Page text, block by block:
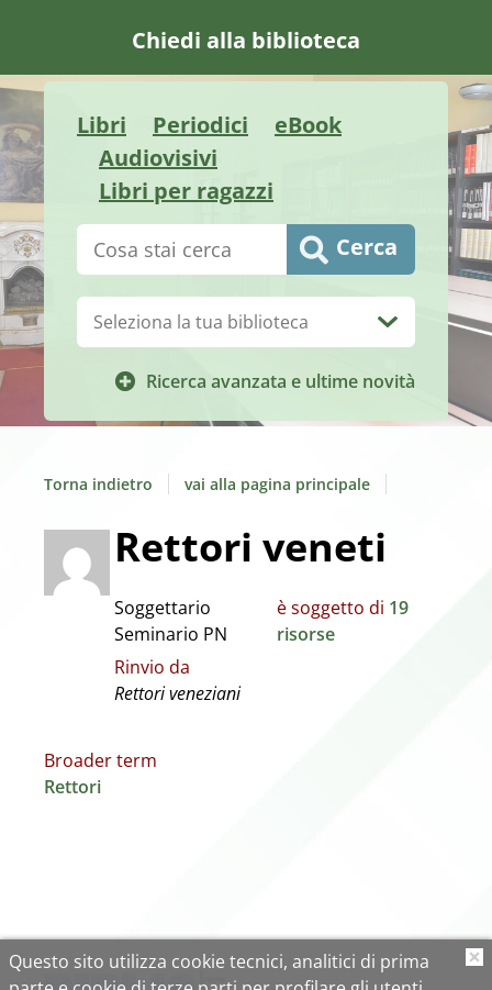
Chiedi alla biblioteca
Libri Periodici
eBook
Audiovisivi
Libri per ragazzi
Cerca su "Catalogo" Cerca
Ricerca avanzata e ultime novità
Biblioteca:
Torna indietro vai alla pagina principale
Rettori veneti
Soggettario
Seminario PN
Rinvio da
Rettori veneziani
è soggetto di 19
risorse
Broader term
Rettori
Questo sito utilizza cookie tecnici, analitici di prima